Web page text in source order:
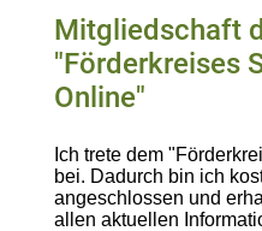
Mitgliedschaft
"Förderkreises
Online"
Ich trete dem
bei. Dadurch bin ich
angeschlossen und
allen aktuellen